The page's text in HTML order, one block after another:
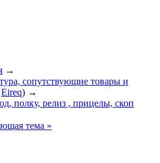
→
сопутствующие товары и
Eireq) →
полку, релиз , прицелы, скоп
тема »